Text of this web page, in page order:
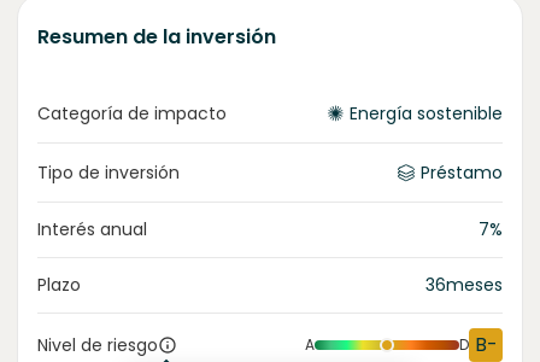
Resumen de la inversión
Categoría de impacto Energía sostenible
Tipo de inversión Préstamo
Interés anual 7%
Plazo 36meses
Nivel de riesgo A D B-